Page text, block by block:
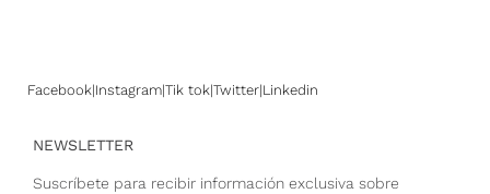
Facebook Instagram Tik tok Twitter Linkedin
NEWSLETTER
Suscríbete para recibir información exclusiva sobre